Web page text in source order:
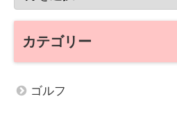
カテゴリー
ゴルフ